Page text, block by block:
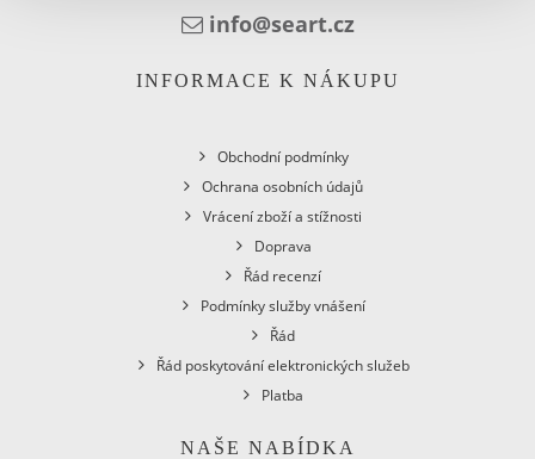
info@seart.cz
INFORMACE K NÁKUPU
Obchodní podmínky
Ochrana osobních údajů
Vrácení zboží a stížnosti
Doprava
Řád recenzí
Podmínky služby vnášení
Řád
Řád poskytování elektronických služeb
Platba
NAŠE NABÍDKA